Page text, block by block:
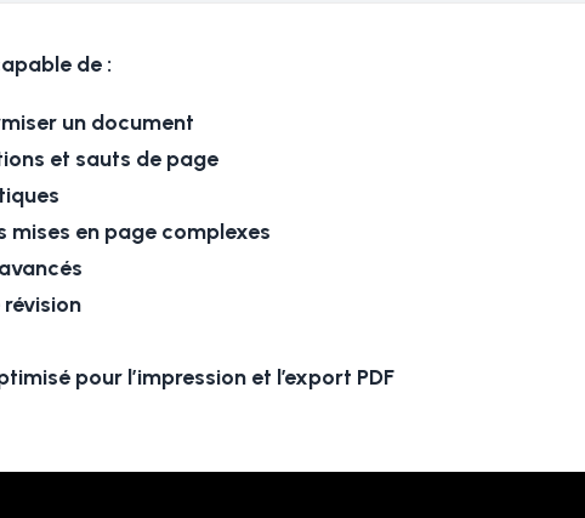
de :
un document
et sauts de page
mises en page complexes
pour l’impression et l’export PDF